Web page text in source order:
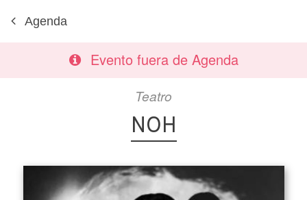
Agenda
Evento fuera de Agenda
Teatro
NOH